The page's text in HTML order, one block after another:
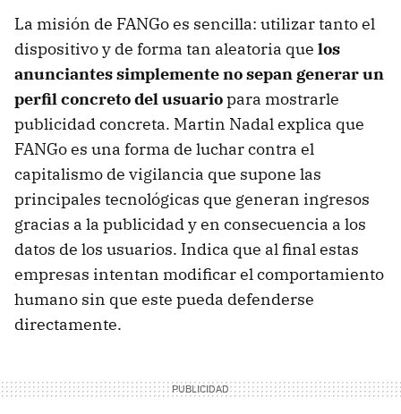
La misión de FANGo es sencilla: utilizar tanto el
dispositivo y de forma tan aleatoria que los
anunciantes simplemente no sepan generar un
perfil concreto del usuariopara mostrarle
publicidad concreta. Martin Nadal explica que
FANGo es una forma de luchar contra el
capitalismo de vigilancia que supone las
principales tecnológicas que generan ingresos
gracias a la publicidad y en consecuencia a los
datos de los usuarios. Indica que al final estas
empresas intentan modificar el comportamiento
humano sin que este pueda defenderse
directamente.